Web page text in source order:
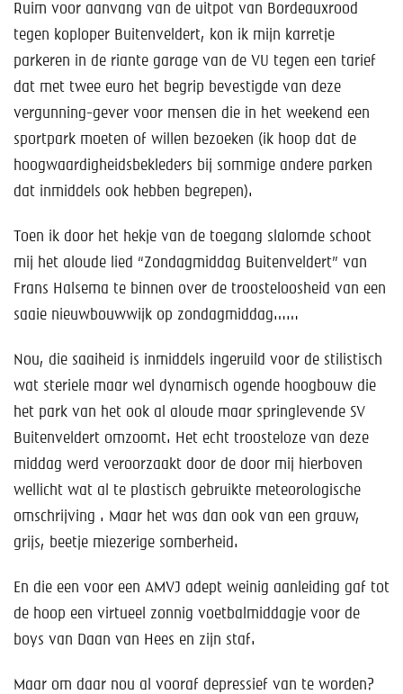
Ruim voor aanvang van de uitpot van Bordeauxrood
tegen koploper Buitenveldert, kon ik mijn karretje
parkeren in de riante garage van de VU tegen een tarief
dat met twee euro het begrip bevestigde van deze
vergunning-gever voor mensen die in het weekend een
sportpark moeten of willen bezoeken (ik hoop dat de
hoogwaardigheidsbekleders bij sommige andere parken
dat inmiddels ook hebben begrepen).
Toen ik door het hekje van de toegang slalomde schoot
mij het aloude lied “Zondagmiddag Buitenveldert” van
Frans Halsema te binnen over de troosteloosheid van een
saaie nieuwbouwwijk op zondagmiddag……
Nou, die saaiheid is inmiddels ingeruild voor de stilistisch
wat steriele maar wel dynamisch ogende hoogbouw die
het park van het ook al aloude maar springlevende SV
Buitenveldert omzoomt. Het echt troosteloze van deze
middag werd veroorzaakt door de door mij hierboven
wellicht wat al te plastisch gebruikte meteorologische
omschrijving . Maar het was dan ook van een grauw,
grijs, beetje miezerige somberheid.
En die een voor een AMVJ adept weinig aanleiding gaf tot
de hoop een virtueel zonnig voetbalmiddagje voor de
boys van Daan van Hees en zijn staf.
Maar om daar nou al vooraf depressief van te worden?